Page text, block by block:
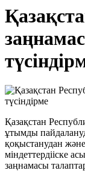
Қазақстан
ұтымды
қоқыстанудан
міндеттердііске
заңнамасы